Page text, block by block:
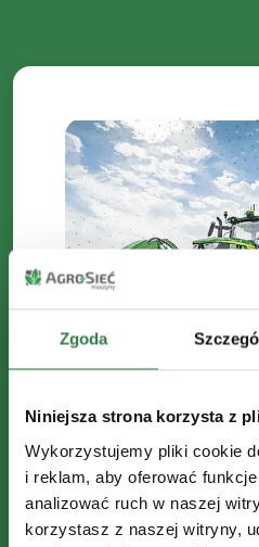
Zgoda
Niniejsza strona korzysta z
Wykorzystujemy pliki cookie
i reklam, aby oferować
analizować ruch w naszej
korzystasz z naszej witryny,
Zapisz się do
Nie przegap żadnych
Otrzymuj
Bądź na bieżąco